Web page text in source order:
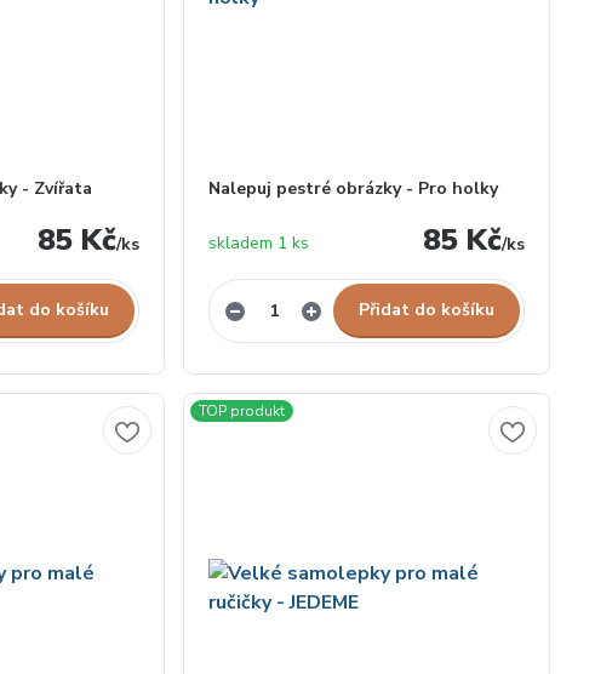
- Zvířata
85 Kč/ks
do košíku
Nalepuj pestré obrázky - Pro holky
85 Kč/ks
skladem 1 ks
Přidat do košíku
TOP produkt